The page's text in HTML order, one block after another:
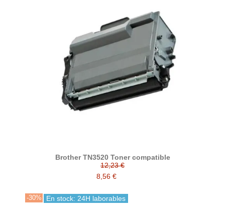
Brother TN3520 Toner compatible
12,23 €
8,56 €
-30% En stock: 24H laborables